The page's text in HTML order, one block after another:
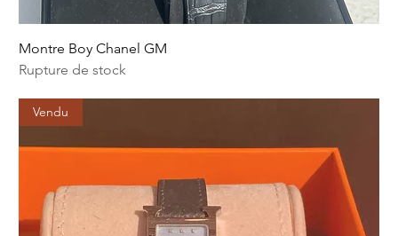
Montre Boy Chanel GM
Rupture de stock
Vendu